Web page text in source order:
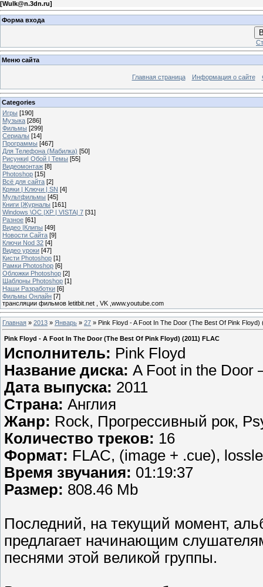
[Wulk@n.3dn.ru]
Форма входа
Меню сайта
Главная страница Информация о сайте
Categories
Игры [190]
Музыка [286]
Фильмы [299]
Сериалы [14]
Программы [467]
Для Телефона (Мабилка) [50]
Рисунки| Обой | Темы [55]
Видеомонтаж [8]
Photoshop [15]
Всё для сайта [2]
Кряки | Kлючи | SN [4]
Мультфильмы [45]
Книги |Журналы [161]
Windows \OC |XP | VISTA| 7 [31]
Разное [61]
Видео |Клипы [49]
Новости Сайта [9]
Ключи Nod 32 [4]
Видео уроки [47]
Кисти Photoshop [1]
Рамки Photoshop [6]
Обложки Photoshop [2]
Шаблоны Photoshop [1]
Наши Разработки [6]
Фильмы Онлайн [7]
трансляции фильмов letitbit.net , VK ,www.youtube.com
Главная » 2013 » Январь » 27 » Pink Floyd - A Foot In The Door (The Best Of Pink Floyd)
Pink Floyd - A Foot In The Door (The Best Of Pink Floyd) (2011) FLAC
Исполнитель: Pink Floyd
Название диска: A Foot in the Door
Дата выпуска: 2011
Страна: Англия
Жанр: Rock, Прогрессивный рок,
Количество треков: 16
Формат: FLAC, (image + .cue),
Время звучания: 01:19:37
Размер: 808.46 Mb
Последний, на текущий момент,
предлагает начинающим
песнями этой великой группы.